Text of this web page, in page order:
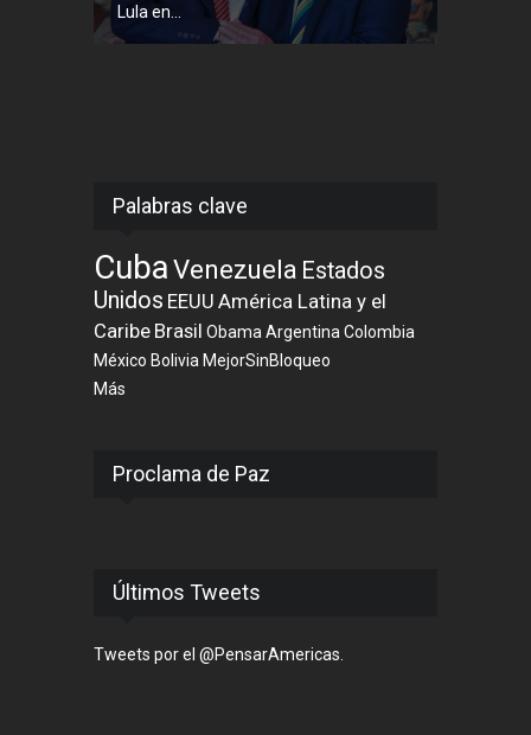
Lula en...
Palabras clave
CubaVenezuela Estados
Unidos EEUU América Latina y el
Caribe Brasil Obama Argentina Colombia
México Bolivia MejorSinBloqueo
Más
Proclama de Paz
Últimos Tweets
Tweets por el @PensarAmericas.